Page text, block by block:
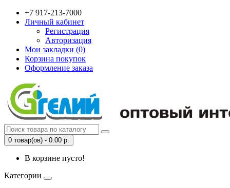
+7 917-213-7000
Личный кабинет
Регистрация
Авторизация
Мои закладки (0)
Корзина покупок
Оформление заказа
0 товар(ов) - 0.00 р.
В корзине пусто!
Категории